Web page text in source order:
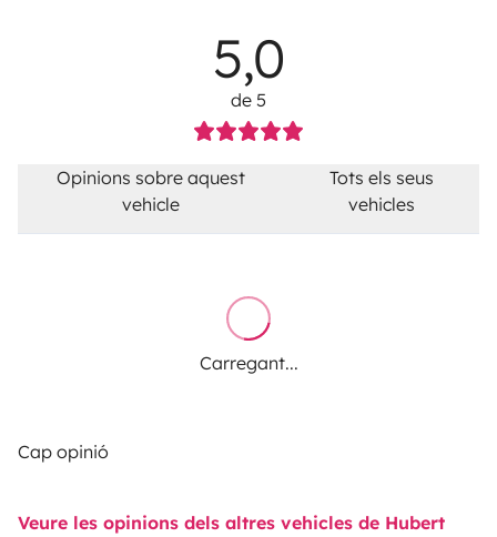
5,0
de 5
Opinions sobre aquest
vehicle
Tots els seus
vehicles
Carregant...
Cap opinió
Veure les opinions dels altres vehicles de Hubert